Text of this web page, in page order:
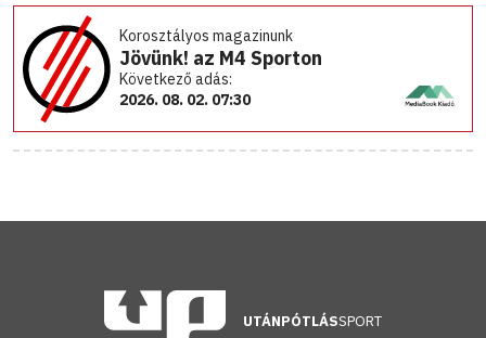
Korosztályos magazinunk
Jövünk! az M4 Sporton
Következő adás:
2026. 08. 02. 07:30
UTÁNPÓTLÁSSPORT